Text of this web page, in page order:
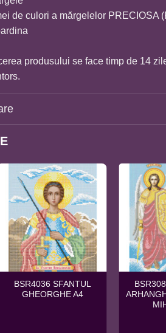
de culori a mărgelelor PRECIOSA
produsului se face timp de 14
BSR4036 SFANTUL
GHEORGHE A4